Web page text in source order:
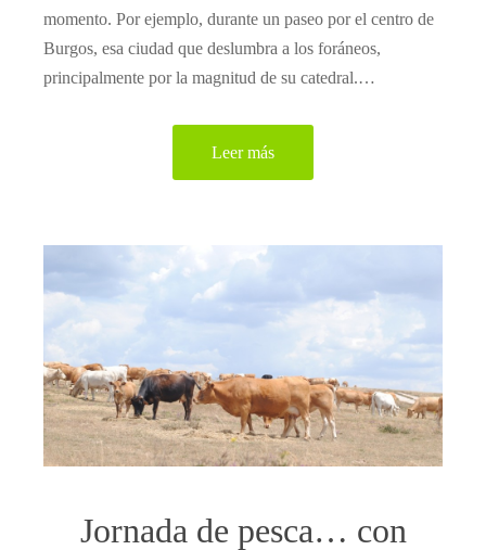
momento. Por ejemplo, durante un paseo por el centro de
Burgos, esa ciudad que deslumbra a los foráneos,
principalmente por la magnitud de su catedral.…
Leer más
Jornada de pesca… con